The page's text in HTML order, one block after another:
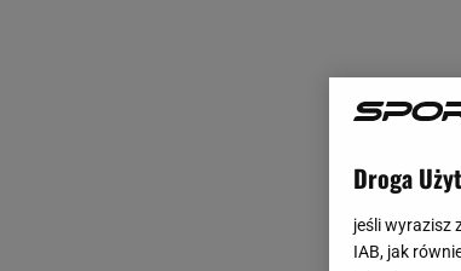
Droga
jeśli wyrazisz
IAB, jak